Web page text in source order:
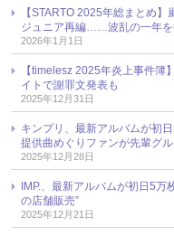
【STARTO 2025年総まとめ】
ジュニア再編……波乱の一年を
2026年1月1日
【timelesz 2025年炎上事件
イトで謝罪文発表も
2025年12月31日
キンプリ、最新アルバムが初
提供曲めぐりファンが先輩グ
2025年12月28日
IMP.、最新アルバムが初日5
の店舗販売”
2025年12月21日